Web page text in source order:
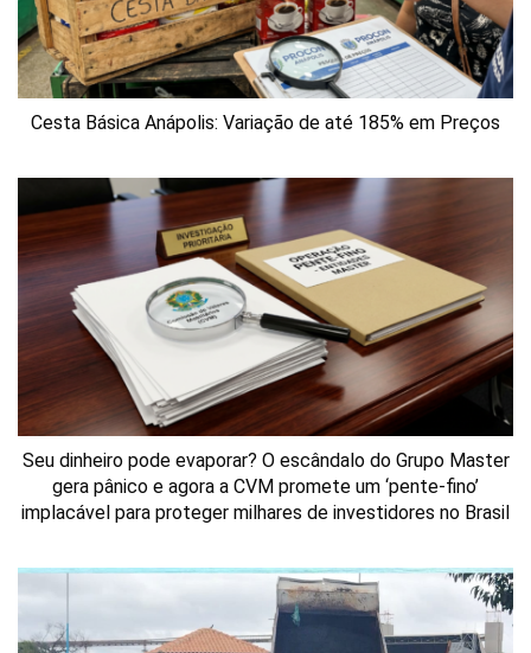
Cesta Básica Anápolis: Variação de até 185% em Preços
Seu dinheiro pode evaporar? O escândalo do Grupo Master
gera pânico e agora a CVM promete um ‘pente-fino’
implacável para proteger milhares de investidores no Brasil